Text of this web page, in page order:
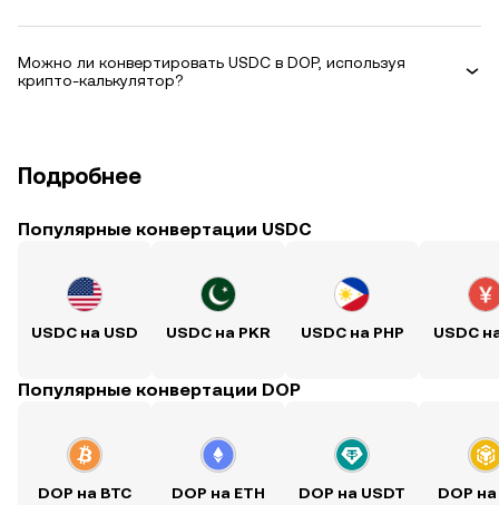
Можно ли конвертировать USDC в DOP, используя
крипто-калькулятор?
Подробнее
Популярные конвертации USDC
USDC на USD USDC на PKR USDC на PHP USDC
Популярные конвертации DOP
DOP на BTC DOP на ETH DOP на USDT DOP